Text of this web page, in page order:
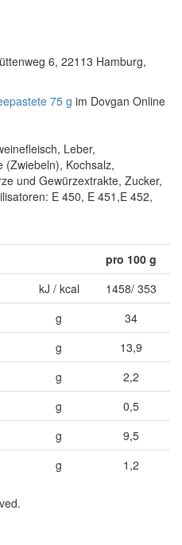
6, 22113 Hamburg,
75 g im Dovgan Online
Leber,
(Zwiebeln), Kochsalz,
und Gewürzextrakte, Zucker,
E 450, E 451,E 452,
pro 100 g
kJ / kcal
1458/ 353
g
34
g
13,9
g
2,2
g
0,5
g
9,5
g 1,2